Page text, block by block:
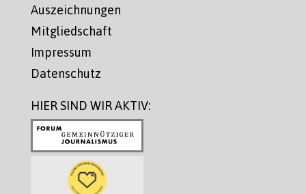
Auszeichnungen
Mitgliedschaft
Impressum
Datenschutz
HIER SIND WIR AKTIV: